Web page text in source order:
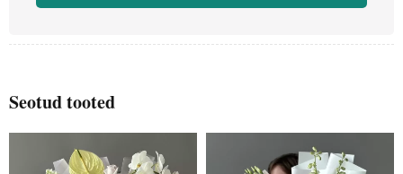
Seotud tooted